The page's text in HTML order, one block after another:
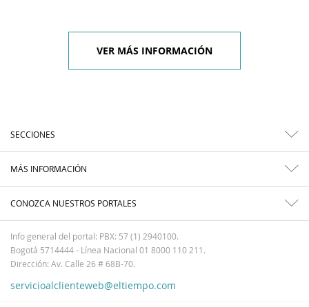
VER MÁS INFORMACIÓN
SECCIONES
MÁS INFORMACIÓN
CONOZCA NUESTROS PORTALES
Info general del portal: PBX: 57 (1) 2940100.
Bogotá 5714444 - Línea Nacional 01 8000 110 211.
Dirección: Av. Calle 26 # 68B-70.
servicioalclienteweb@eltiempo.com